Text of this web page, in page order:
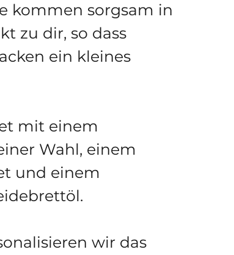
kommen sorgsam in
zu dir, so dass
ein kleines
mit einem
Wahl, einem
und einem
wir das